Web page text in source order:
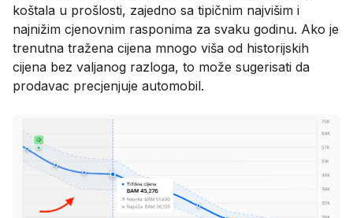
koštala u prošlosti, zajedno sa tipičnim najvišim i
najnižim cjenovnim rasponima za svaku godinu. Ako je
trenutna tražena cijena mnogo viša od historijskih
cijena bez valjanog razloga, to može sugerisati da
prodavac precjenjuje automobil.